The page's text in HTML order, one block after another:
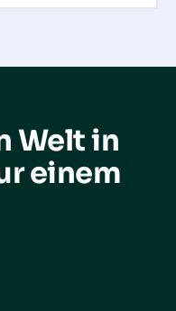
Welt in
einem